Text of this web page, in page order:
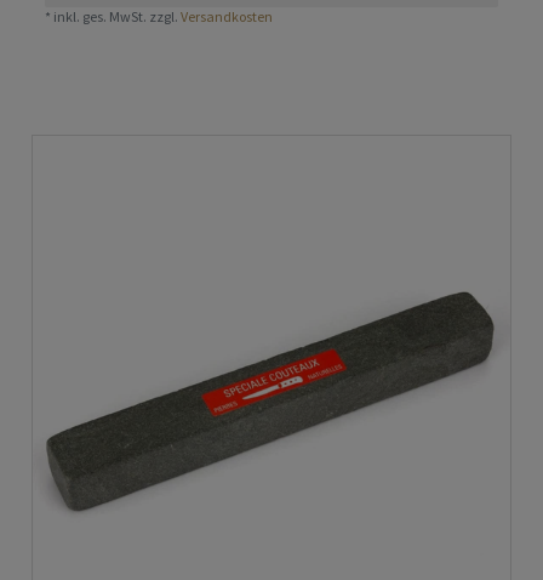
* inkl. ges. MwSt. zzgl.Versandkosten